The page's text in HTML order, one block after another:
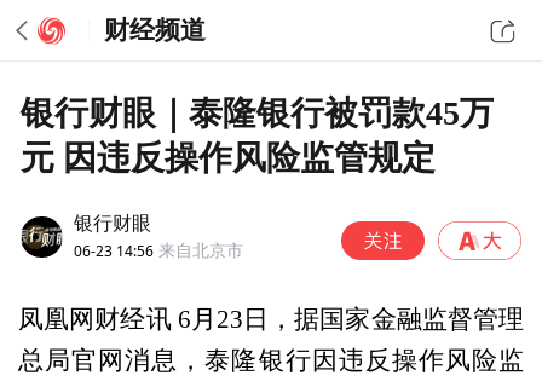
财经频道
银行财眼｜泰隆银行被罚款45万
元 因违反操作风险监管规定
银行财眼
06-23 14:56 来自北京市
凤凰网财经讯 6月23日，据国家金融监督管理
总局官网消息，泰隆银行因违反操作风险监